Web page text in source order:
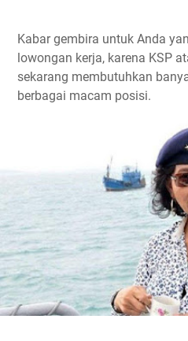
Kabar gembira untuk Anda
lowongan kerja, karena KSP
sekarang membutuhkan
berbagai macam posisi.